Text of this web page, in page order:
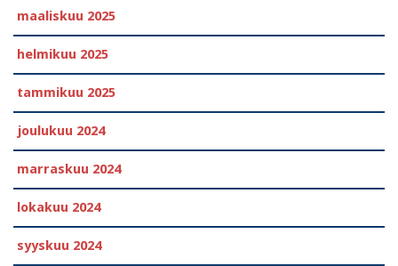
maaliskuu 2025
helmikuu 2025
tammikuu 2025
joulukuu 2024
marraskuu 2024
lokakuu 2024
syyskuu 2024